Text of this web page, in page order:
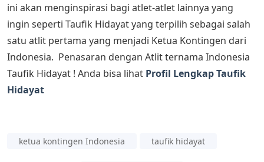
ini akan menginspirasi bagi atlet-atlet lainnya yang
ingin seperti Taufik Hidayat yang terpilih sebagai salah
satu atlit pertama yang menjadi Ketua Kontingen dari
Indonesia. Penasaran dengan Atlit ternama Indonesia
Taufik Hidayat ! Anda bisa lihat Profil Lengkap Taufik
Hidayat
ketua kontingen Indonesia taufik hidayat